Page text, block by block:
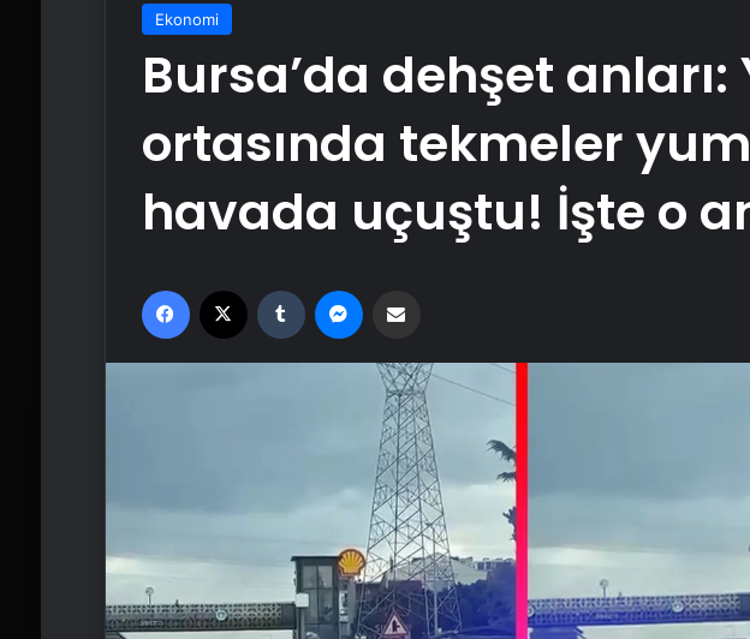
Ekonomi
Bursa’da dehşet anları:
ortasında tekmeler
havada uçuştu! İşte o
Facebook Tumblr